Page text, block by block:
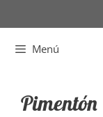
Menú
Pimentón